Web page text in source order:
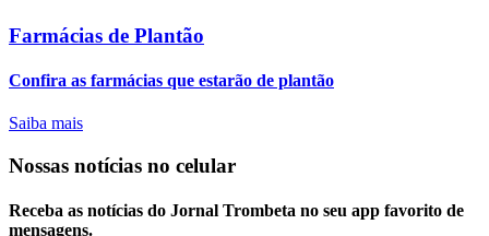
Farmácias de Plantão
Confira as farmácias que estarão de plantão
Saiba mais
Nossas notícias no celular
Receba as notícias do Jornal Trombeta no seu app favorito de
mensagens.